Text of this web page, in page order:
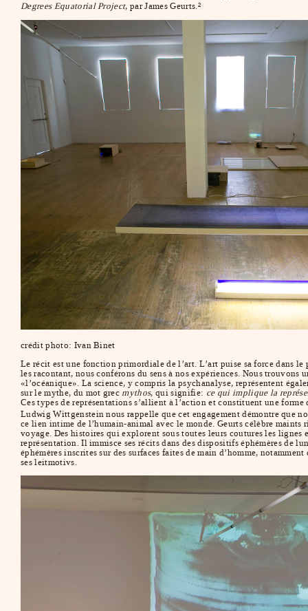
Degrees Equatorial Project, par James Geurts. 2
crédit photo: Ivan Binet
Le récit est une fonction primordiale de l’art. L’art puise sa force dans
les racontant, nous conférons du sens à nos expériences. Nous trouvons
«l’océanique». La science, y compris la psychanalyse, représentent
sur le mythe, du mot grec mythos, qui signifie: ce qui implique la
Ces types de représentations s’allient à l’action et constituent une
Ludwig Wittgenstein nous rappelle que cet engagement démontre que
ce lien intime de l’humain-animal avec le monde. Geurts célèbre
voyage. Des histoires qui explorent sous toutes leurs coutures les
représentation. Il immisce ses récits dans des dispositifs éphémères de
éphémères inscrites sur des surfaces faites de main d’homme,
ses leitmotivs.